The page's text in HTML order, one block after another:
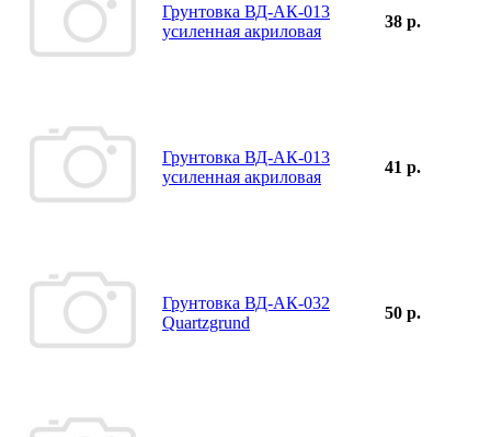
Грунтовка ВД-АК-013
усиленная акриловая
38 р.
Грунтовка ВД-АК-013
усиленная акриловая
41 р.
Грунтовка ВД-АК-032
Quartzgrund
50 р.